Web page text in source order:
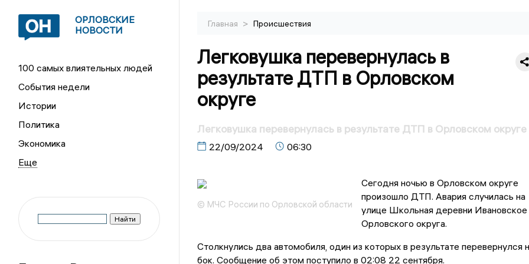
ОРЛОВСКИЕ
НОВОСТИ
100 самых влиятельных людей
События недели
Истории
Политика
Экономика
Главная > Происшествия
Легковушка перевернулась в
результате ДТП в Орловском
округе
Легковушка перевернулась в результате ДТП в Орловском округе
22/09/2024 06:30
© МЧС России по Орловской области
Сегодня ночью в Орловском округе
произошло ДТП. Авария случилась на
улице Школьная деревни Ивановское
Орловского округа.
Столкнулись два автомобиля, один из которых в результате перевернулся
бок. Сообщение об этом поступило в 02:08 22 сентября.